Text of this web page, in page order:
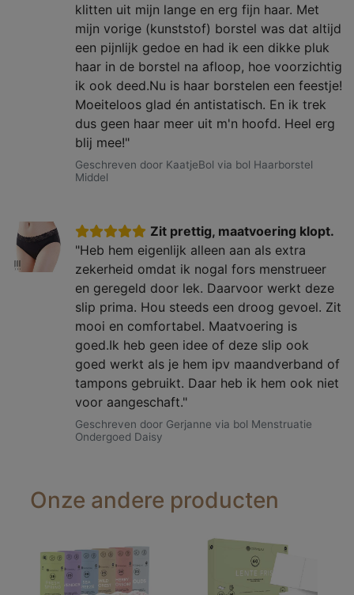
klitten uit mijn lange en erg fijn haar. Met
mijn vorige (kunststof) borstel was dat altijd
een pijnlijk gedoe en had ik een dikke pluk
haar in de borstel na afloop, hoe voorzichtig
ik ook deed.Nu is haar borstelen een feestje!
Moeiteloos glad én antistatisch. En ik trek
dus geen haar meer uit m'n hoofd. Heel erg
blij mee!"
Geschreven door KaatjeBol via bol Haarborstel
Middel
Zit prettig, maatvoering klopt.
"Heb hem eigenlijk alleen aan als extra
zekerheid omdat ik nogal fors menstrueer
en geregeld door lek. Daarvoor werkt deze
slip prima. Hou steeds een droog gevoel. Zit
mooi en comfortabel. Maatvoering is
goed.Ik heb geen idee of deze slip ook
goed werkt als je hem ipv maandverband of
tampons gebruikt. Daar heb ik hem ook niet
voor aangeschaft."
Geschreven door Gerjanne via bol Menstruatie
Ondergoed Daisy
Onze andere producten